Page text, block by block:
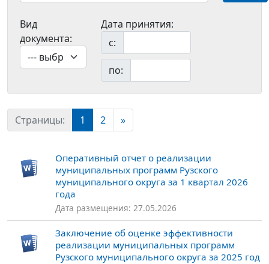
Вид
документа:
Дата принятия:
с:
по:
Страницы: 1 2 »
Оперативный отчет о реализации
муниципальных программ Рузского
муниципального округа за 1 квартал 2026
года
Дата размещения: 27.05.2026
Заключение об оценке эффективности
реализации муниципальных программ
Рузского муниципального округа за 2025 год